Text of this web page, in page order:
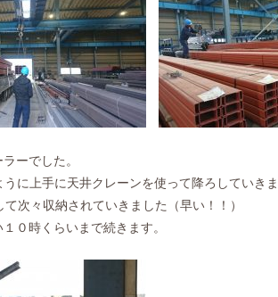
ーでした。
に上手に天井クレーンを使って降ろしていき
次々収納されていきました（早い！！）
０時くらいまで続きます。